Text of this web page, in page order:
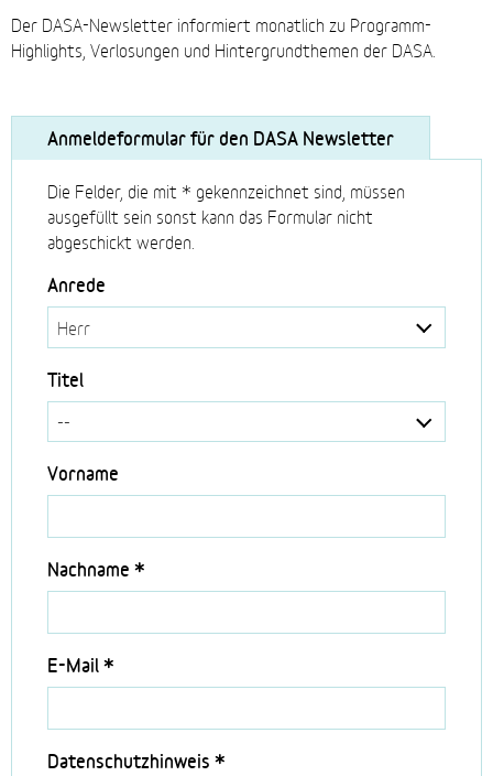
Der DASA-Newsletter informiert monatlich zu Programm-
Highlights, Verlosungen und Hintergrundthemen der DASA.
Anmeldeformular für den DASA Newsletter
Die Felder, die mit * gekennzeichnet sind, müssen
ausgefüllt sein sonst kann das Formular nicht
abgeschickt werden.
Anrede
Titel
Bitte
dieses
ausfüllen!
Vorname
Nachname *
E-Mail*
Datenschutzhinweis *